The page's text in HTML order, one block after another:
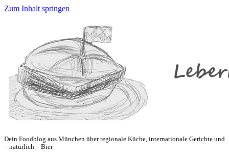
Zum Inhalt springen
Dein Foodblog aus München über regionale Küche, internationale Gerichte und
– natürlich – Bier